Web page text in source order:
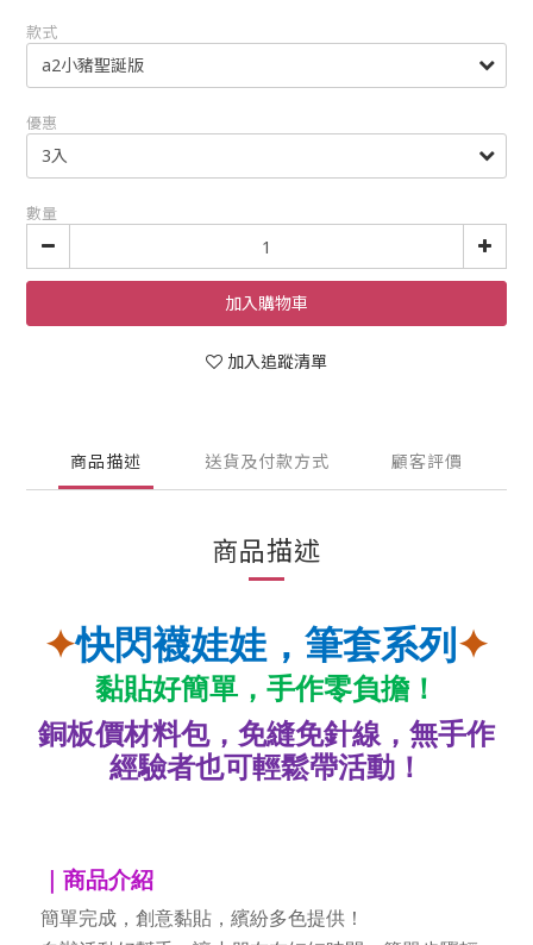
款式
優惠
數量
加入購物車
加入追蹤清單
商品描述 送貨及付款方式 顧客評價
商品描述
✦快閃襪娃娃，筆套系列 ✦
黏貼好簡單，手作零負擔！
銅板價材料包，免縫免針線，無手作
經驗者也可輕鬆帶活動！
｜商品介紹
簡單完成，創意黏貼，繽紛多色提供！